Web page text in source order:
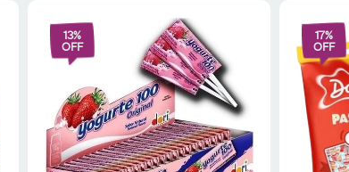
13%
OFF
17%
OFF